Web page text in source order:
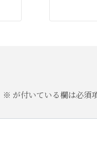
※ が付いている欄は必須